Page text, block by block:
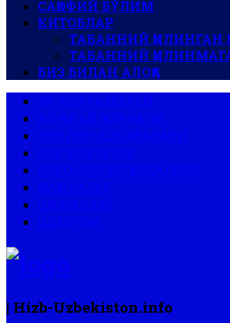
САҚОФИЙ БЎЛИМ
КИТОБЛАР
ТАБАННИЙ ҚИЛИНГАН
ТАБАННИЙ
БИЗ БИЛАН АЛОҚА
| Hizb-Uzbekiston.info